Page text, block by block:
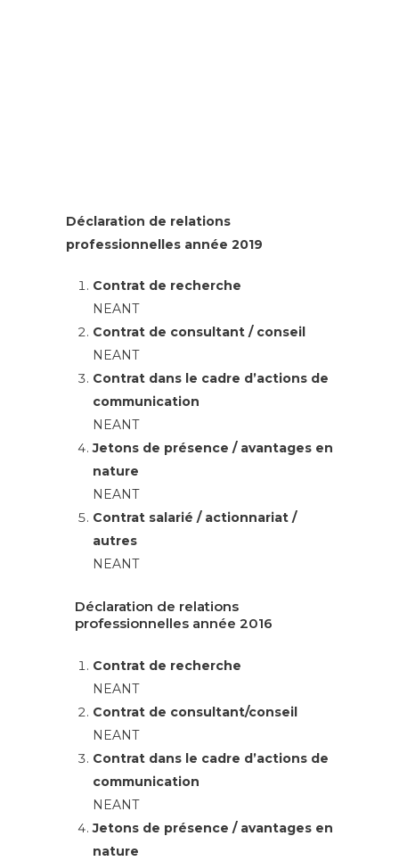
Déclaration de relations
professionnelles année 2019
Contrat de recherche
NEANT
Contrat de consultant / conseil
NEANT
Contrat dans le cadre d’actions de
communication
NEANT
Jetons de présence / avantages en
nature
NEANT
Contrat salarié / actionnariat /
autres
NEANT
Déclaration de relations
professionnelles année 2016
Contrat de recherche
NEANT
Contrat de consultant/conseil
NEANT
Contrat dans le cadre d’actions de
communication
NEANT
Jetons de présence / avantages en
nature